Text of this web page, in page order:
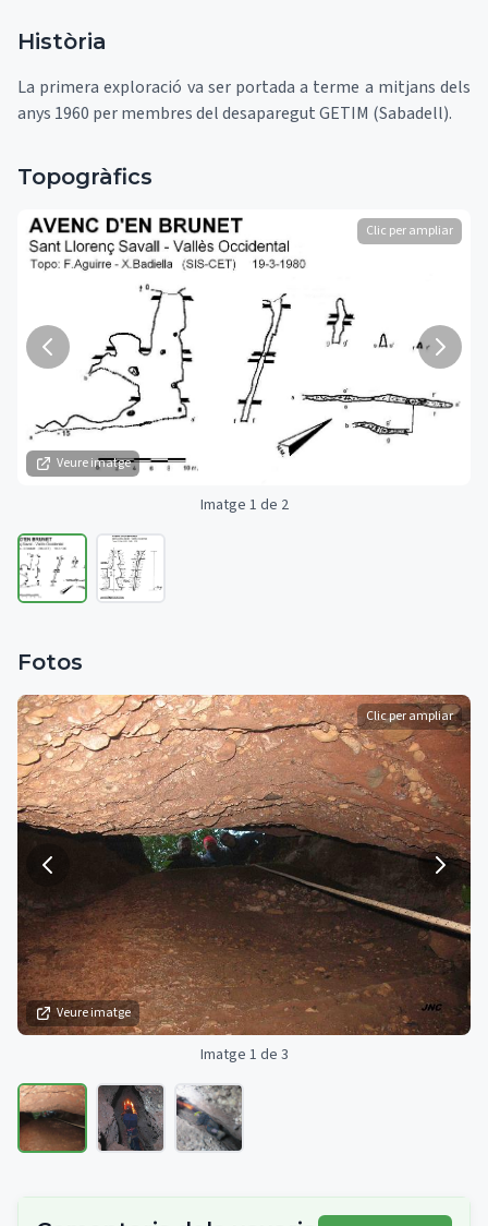
Història
La primera exploració va ser portada a terme a mitjans dels
anys 1960 per membres del desaparegut GETIM (Sabadell).
Topogràfics
Veure imatge
Clic per ampliar
Imatge 1 de 2
Fotos
Veure imatge
Clic per ampliar
Imatge 1 de 3